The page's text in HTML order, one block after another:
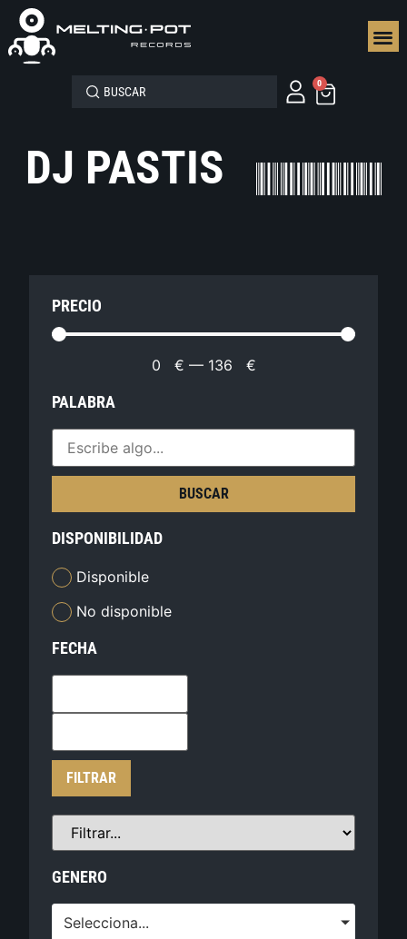
0
DJ PASTIS
PRECIO
0 € — 136 €
PALABRA
BUSCAR
DISPONIBILIDAD
Disponible
No disponible
FECHA
FILTRAR
GENERO
Selecciona...